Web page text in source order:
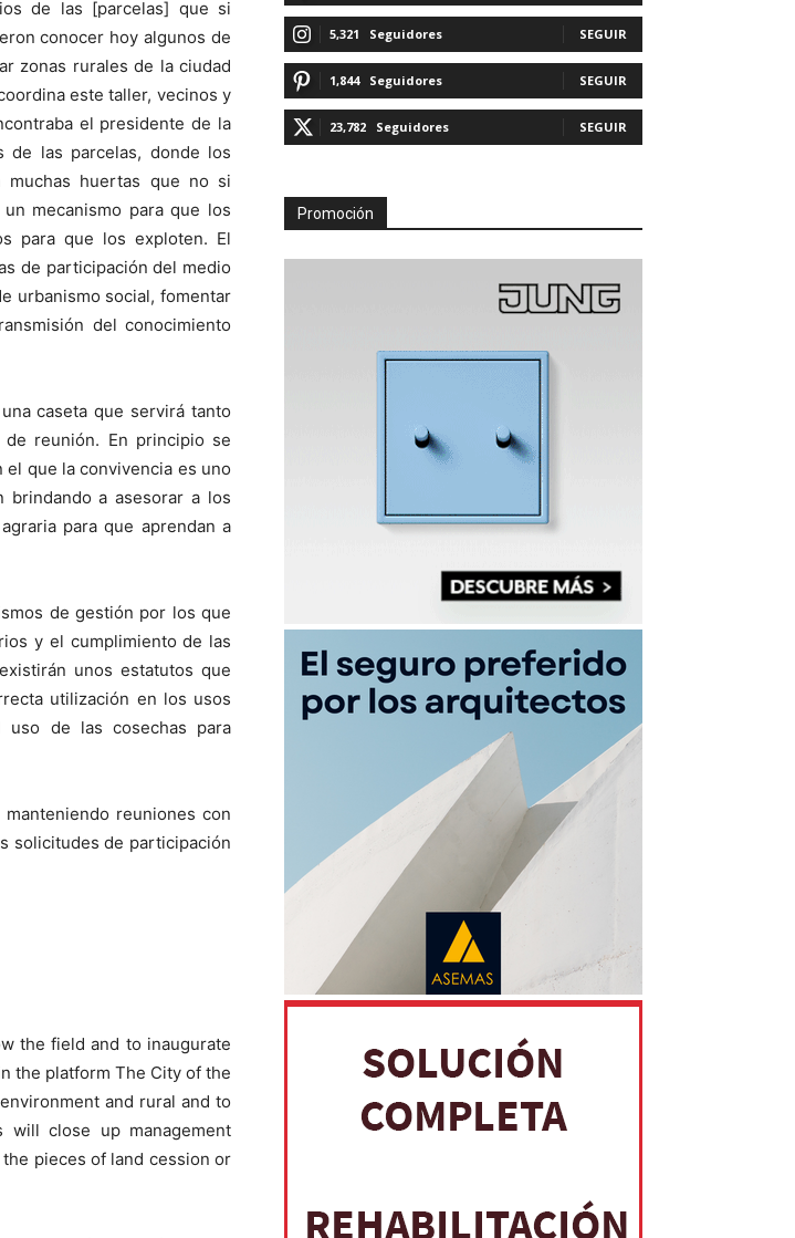
de las [parcelas] que si
conocer hoy algunos de
zonas rurales de la ciudad
este taller, vecinos y
el presidente de la
de las parcelas, donde los
muchas huertas que no si
mecanismo para que los
para que los exploten. El
de participación del medio
urbanismo social, fomentar
del conocimiento
caseta que servirá tanto
reunión. En principio se
que la convivencia es uno
a asesorar a los
para que aprendan a
de gestión por los que
y el cumplimiento de las
unos estatutos que
utilización en los usos
uso de las cosechas para
reuniones con
solicitudes de participación
the field and to inaugurate
the platform The City of the
and rural and to
will close up management
pieces of land cession or
5,321 Seguidores SEGUIR
1,844 Seguidores SEGUIR
23,782 Seguidores SEGUIR
Promoción